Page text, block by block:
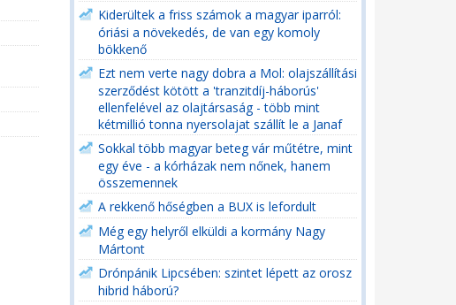
Kiderültek a friss számok a magyar iparról:
óriási a növekedés, de van egy komoly
bökkenő
Ezt nem verte nagy dobra a Mol: olajszállítási
szerződést kötött a 'tranzitdíj-háborús'
ellenfelével az olajtársaság - több mint
kétmillió tonna nyersolajat szállít le a Janaf
Sokkal több magyar beteg vár műtétre, mint
egy éve - a kórházak nem nőnek, hanem
összemennek
A rekkenő hőségben a BUX is lefordult
Még egy helyről elküldi a kormány Nagy
Mártont
Drónpánik Lipcsében: szintet lépett az orosz
hibrid háború?